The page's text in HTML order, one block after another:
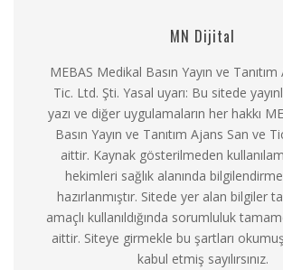
MN Dijital
MEBAS Medikal Basın Yayın ve
Tic. Ltd. Şti. Yasal uyarı: Bu sitede
yazı ve diğer uygulamaların her hakkı
Basın Yayın ve Tanıtım Ajans San ve
aittir. Kaynak gösterilmeden
hekimleri sağlık alanında
hazırlanmıştır. Sitede yer alan bilgiler
amaçlı kullanıldığında sorumluluk
aittir. Siteye girmekle bu şartları
kabul etmiş sayılırsınız.